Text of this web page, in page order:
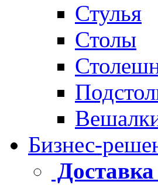
Стулья
Столы
Бизнес-